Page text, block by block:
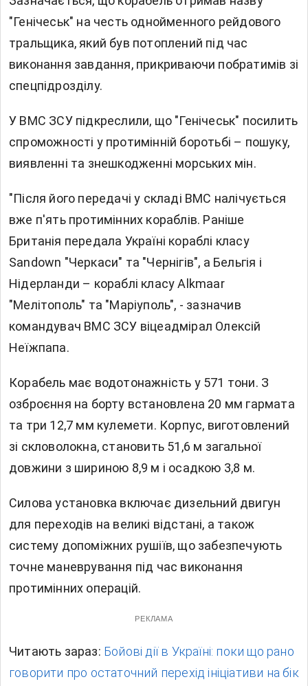
"Генічеськ" на честь однойменного рейдового
тральщика, який був потоплений під час
виконання завдання, прикриваючи побратимів зі
спецпідрозділу.
У ВМС ЗСУ підкреслили, що "Генічеськ" посилить
спроможності у протимінній боротьбі – пошуку,
виявленні та знешкодженні морських мін.
"Після його передачі у складі ВМС налічується
вже п'ять протимінних кораблів. Раніше
Британія передала Україні кораблі класу
Sandown "Черкаси" та "Чернігів", а Бельгія і
Нідерланди – кораблі класу Alkmaar
"Мелітополь" та "Маріуполь", - зазначив
командувач ВМС ЗСУ віцеадмірал Олексій
Неїжпапа.
Корабель має водотонажність у 571 тони. З
озброєння на борту встановлена 20 мм гармата
та три 12,7 мм кулемети. Корпус, виготовлений
зі скловолокна, становить 51,6 м загальної
довжини з шириною 8,9 м і осадкою 3,8 м.
Силова установка включає дизельний двигун
для переходів на великі відстані, а також
систему допоміжних рушіїв, що забезпечують
точне маневрування під час виконання
протимінних операцій.
РЕКЛАМА
Читають зараз: Бойові дії в Україні: поки що рано
говорити про остаточний перехід ініціативи на бік